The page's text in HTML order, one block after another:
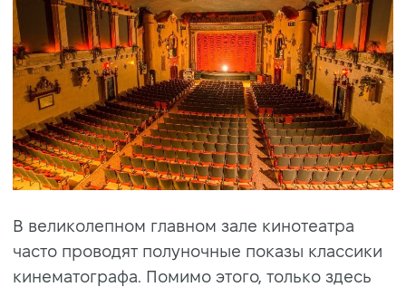
В великолепном главном зале кинотеатра
часто проводят полуночные показы классики
кинематографа. Помимо этого, только здесь